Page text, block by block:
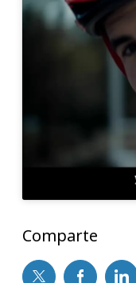
Comparte